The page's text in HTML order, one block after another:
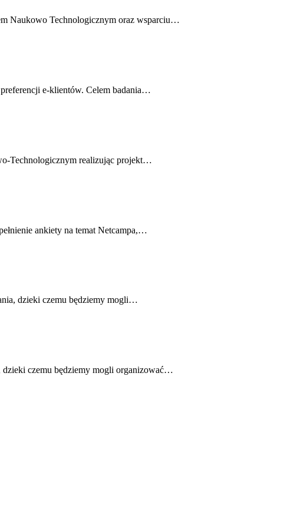
Naukowo Technologicznym oraz wsparciu…
e-klientów. Celem badania…
Technologicznym realizując projekt…
ankiety na temat Netcampa,…
dzieki czemu będziemy mogli…
dzieki czemu będziemy mogli organizować…